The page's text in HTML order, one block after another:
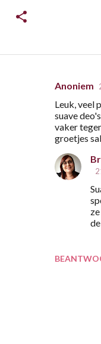
Anoniem
Leuk, veel
suave
vaker
groetjes